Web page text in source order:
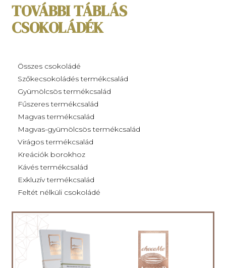
TOVÁBBI TÁBLÁS
CSOKOLÁDÉK
Összes csokoládé
Szőkecsokoládés termékcsalád
Gyümölcsös termékcsalád
Fűszeres termékcsalád
Magvas termékcsalád
Magvas-gyümölcsös termékcsalád
Virágos termékcsalád
Kreációk borokhoz
Kávés termékcsalád
Exkluzív termékcsalád
Feltét nélküli csokoládé